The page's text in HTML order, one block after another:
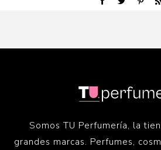
Somos TU Perfumería, la
grandes marcas. Perfumes,